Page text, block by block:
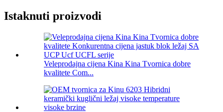
Istaknuti proizvodi
Veleprodajna cijena Kina Kina Tvornica dobre
kvalitete Com...